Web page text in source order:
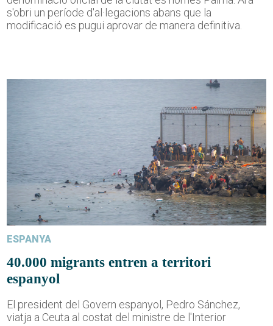
s'obri un període d'al·legacions abans que la
modificació es pugui aprovar de manera definitiva.
ESPANYA
40.000 migrants entren a territori
espanyol
El president del Govern espanyol, Pedro Sánchez,
viatja a Ceuta al costat del ministre de l'Interior